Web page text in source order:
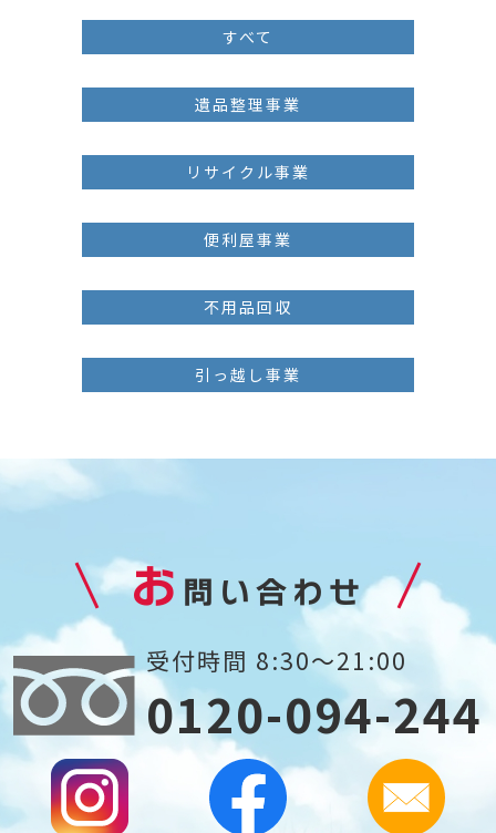
すべて
遺品整理事業
リサイクル事業
便利屋事業
不用品回収
引っ越し事業
お 問い合わせ
受付時間 8:30～21:00
0120-094-244